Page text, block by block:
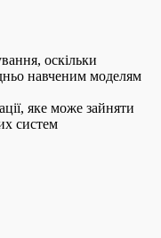
оскільки
навченим моделям
яке може зайняти
систем